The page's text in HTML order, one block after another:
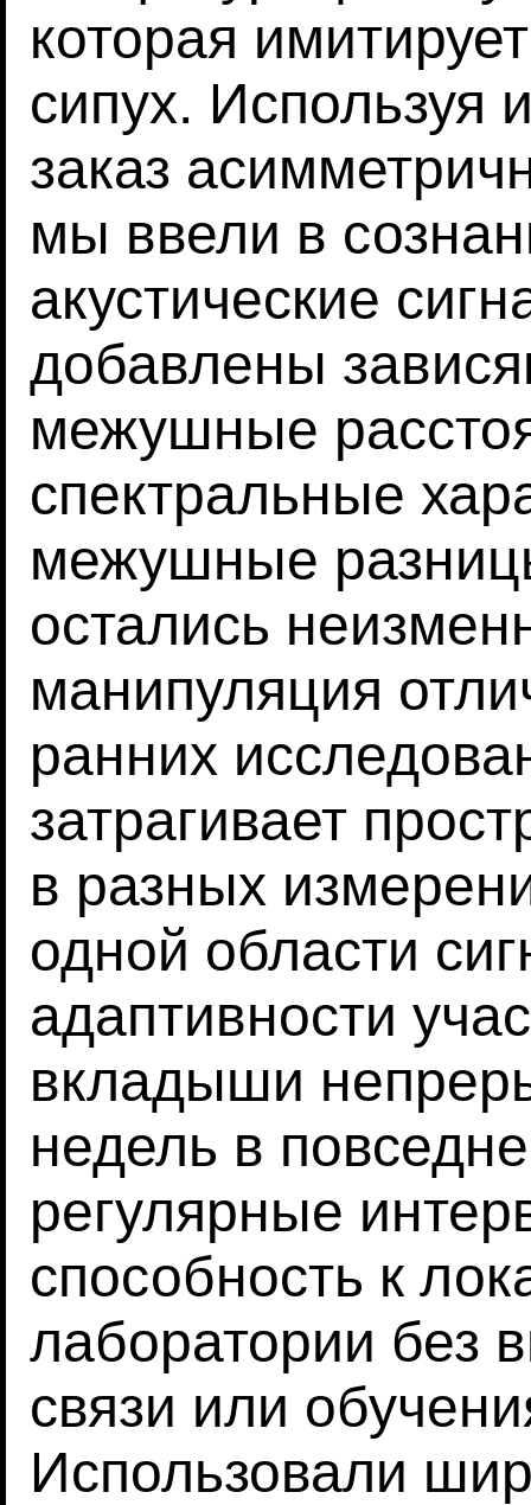
которая
сипух. Используя
заказ
мы ввели в
акустические
добавлены
межушные
спектральные
межушные
остались
манипуляция
ранних
затрагивает
в разных
одной области
адаптивности
вкладыши
недель в
регулярные
способность к
лаборатории без
связи или
Использовали